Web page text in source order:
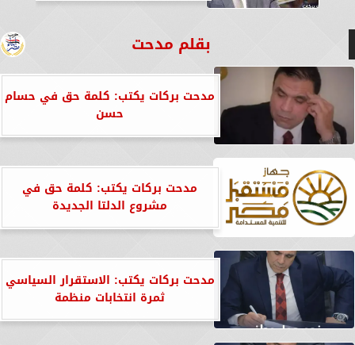
بقلم مدحت
مدحت بركات يكتب: كلمة حق في حسام
حسن
مدحت بركات يكتب: كلمة حق في
مشروع الدلتا الجديدة
مدحت بركات يكتب: الاستقرار السياسي
ثمرة انتخابات منظمة